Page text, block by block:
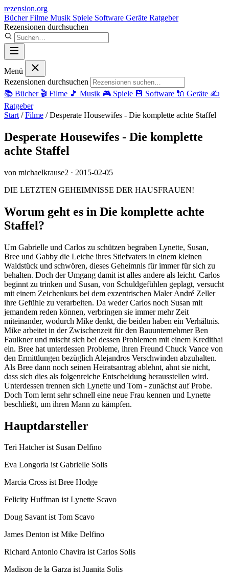
rezension.org
BücherFilme Musik Spiele Software Geräte Ratgeber
Rezensionen durchsuchen
Menü
Rezensionen durchsuchen
📚 Bücher 🎬 Filme 🎵 Musik 🎮 Spiele 💾 Software 🔌 Geräte ✍️
Ratgeber
Start / Filme / Desperate Housewifes - Die komplette achte Staffel
Desperate Housewifes - Die komplette
achte Staffel
von michaelkrause2 · 2015-02-05
DIE LETZTEN GEHEIMNISSE DER HAUSFRAUEN!
Worum geht es in Die komplette achte
Staffel?
Um Gabrielle und Carlos zu schützen begraben Lynette, Susan,
Bree und Gabby die Leiche ihres Stiefvaters in einem kleinen
Waldstück und schwören, dieses Geheimnis für immer für sich zu
behalten. Doch der Umgang damit ist alles andere als leicht. Carlos
beginnt zu trinken und Susan, von Schuldgefühlen geplagt, versucht
mit einem Zeichenkurs bei dem exzentrischen Maler André Zeller
ihre Gefühle zu verarbeiten. Da weder Carlos noch Susan mit
jemandem reden können, verbringen sie immer mehr Zeit
miteinander, wodurch Mike denkt, die beiden haben ein Verhältnis.
Mike arbeitet in der Zwischenzeit für den Bauunternehmer Ben
Faulkner und mischt sich bei dessen Problemen mit einem Kredithai
ein. Bree hat unterdessen Probleme, ihren Freund Chuck Vance von
den Ermittlungen bezüglich Alejandros Verschwinden abzuhalten.
Als Bree dann noch seinen Heiratsantrag ablehnt, ahnt sie nicht,
dass sich dies als folgenreiche Entscheidung herausstellen wird.
Unterdessen trennen sich Lynette und Tom - zunächst auf Probe.
Doch Tom lernt sehr schnell eine neue Frau kennen und Lynette
beschließt, um ihren Mann zu kämpfen.
Hauptdarsteller
Teri Hatcher ist Susan Delfino
Eva Longoria ist Gabrielle Solis
Marcia Cross ist Bree Hodge
Felicity Huffman ist Lynette Scavo
Doug Savant ist Tom Scavo
James Denton ist Mike Delfino
Richard Antonio Chavira ist Carlos Solis
Madison de la Garza ist Juanita Solis